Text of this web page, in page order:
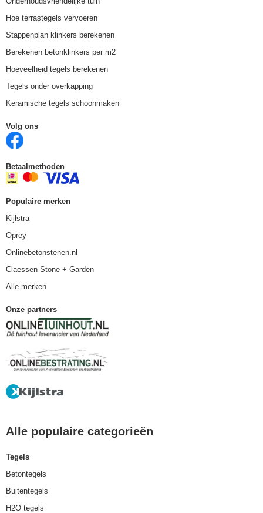
Hoe terrastegels vervoeren
Stappenplan klinkers berekenen
Berekenen betonklinkers per m2
Hoeveelheid tegels berekenen
Tegels onder overkapping
Keramische tegels schoonmaken
Volg ons
Betaalmethoden
Populaire merken
Kijlstra
Oprey
Onlinebetonstenen.nl
Claessen Stone + Garden
Alle merken
Onze partners
Alle populaire categorieën
Tegels
Betontegels
Buitentegels
H2O tegels